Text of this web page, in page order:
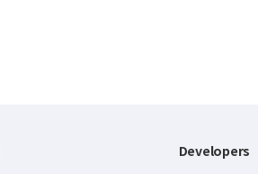
Developers